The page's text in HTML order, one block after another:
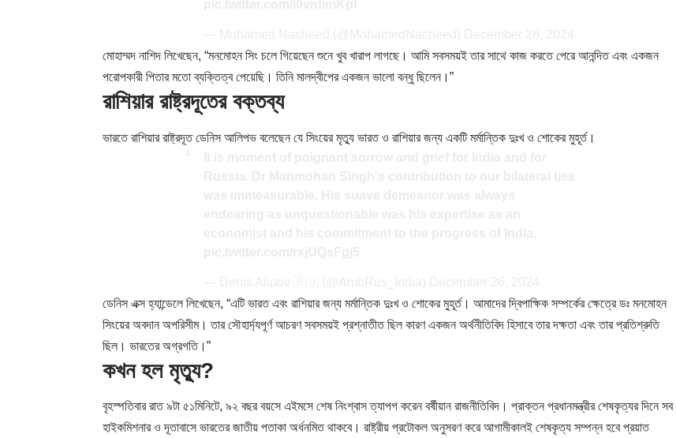
মোহাম্মদ নাশিদ লিখেছেন, “মনমোহন সিং চলে গিয়েছেন শুনে খুব খারাপ লাগছে। আমি সবসময়ই তার সাথে কাজ করতে পেরে আনন্দিত এবং একজন
পরোপকারী পিতার মতো ব্যক্তিত্ব পেয়েছি। তিনি মালদ্বীপের একজন ভালো বন্ধু ছিলেন।”
রাশিয়ার রাষ্ট্রদূতের বক্তব্য
ভারতে রাশিয়ার রাষ্ট্রদূতডেনিস আলিপভ বলেছেন যে সিংয়ের মৃত্যু ভারত ও রাশিয়ার জন্য একটি মর্মান্তিক দুঃখ ও শোকের মুহূর্ত।
ডেনিস এক্স হ্যান্ডেলে লিখেছেন, “এটি ভারত এবং রাশিয়ার জন্য মর্মান্তিক দুঃখ ও শোকের মুহূর্ত। আমাদের দ্বিপাক্ষিক সম্পর্কের ক্ষেত্রে ডঃ মনমোহন
সিংয়ের অবদান অপরিসীম। তার সৌহার্দ্যপূর্ণ আচরণ সবসময়ই প্রশ্নাতীত ছিল কারণ একজন অর্থনীতিবিদ হিসাবে তার দক্ষতা এবং তার প্রতিশ্রুতি
ছিল। ভারতের অগ্রগতি।”
কখন হল মৃত্যু?
বৃহস্পতিবার রাত ৯টা ৫১মিনিটে, ৯২ বছর বয়সে এইমসে শেষ নিংশ্বাস ত্যাপগ করেন বর্ষীয়ান রাজনীতিবিদ। প্রাক্তন প্রধানমন্ত্রীর শেষকৃত্যর দিনে সব
হাইকমিশনার ও দূতাবাসে ভারতের জাতীয় পতাকা অর্ধনমিত থাকবে। রাষ্ট্রীয় প্রটোকল অনুসরণ করে আগামীকালই শেষকৃত্য সম্পন্ন হবে প্রয়াত